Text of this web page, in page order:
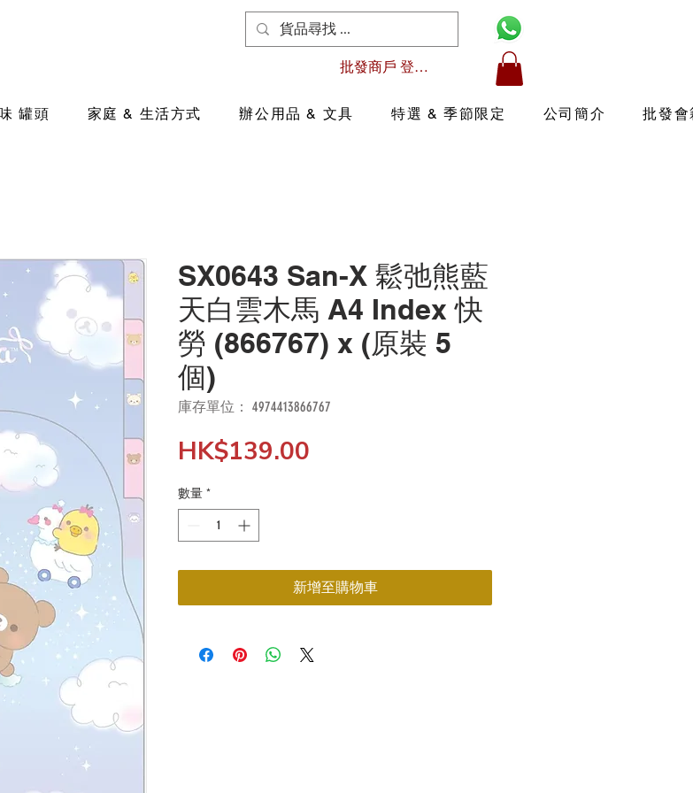
批發商戶 登入/註冊
罐頭 家庭 & 生活方式 辦公用品 & 文具 特選 & 季節限定 公司簡介 批發會
SX0643 San-X 鬆弛熊藍
天白雲木馬 A4 Index 快
勞 (866767) x (原裝 5
個)
庫存單位： 4974413866767
HK$139.00
數量 *
新增至購物車